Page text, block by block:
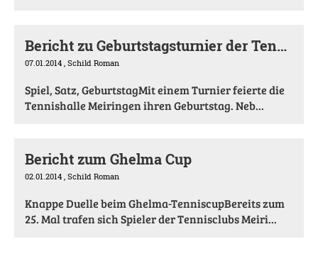
Bericht zu Geburtstagsturnier der Tennishalle
07.01.2014 , Schild Roman
Spiel, Satz, GeburtstagMit einem Turnier feierte die
Tennishalle Meiringen ihren Geburtstag. Neb...
Bericht zum Ghelma Cup
02.01.2014 , Schild Roman
Knappe Duelle beim Ghelma-TenniscupBereits zum
25. Mal trafen sich Spieler der Tennisclubs Meiri...